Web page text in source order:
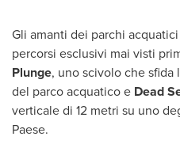
Gli amanti dei parchi
percorsi esclusivi mai visti
Plunge, uno scivolo che
del parco acquatico e Dead
verticale di 12 metri su uno
Paese.